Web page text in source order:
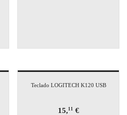
Teclado LOGITECH K120 USB
15,11 €